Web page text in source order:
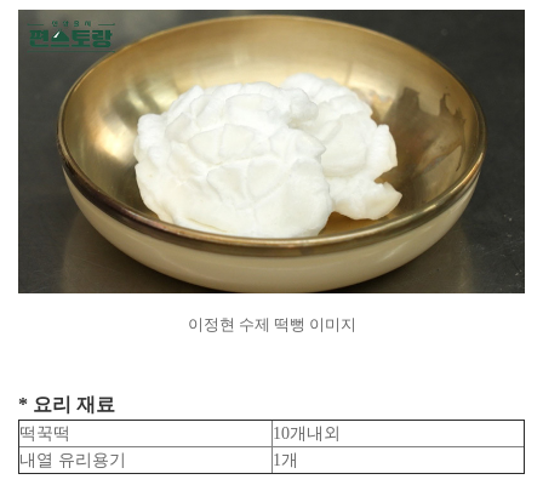
이정현 수제 떡뻥 이미지
* 요리 재료
떡꾹떡
10개내외
내열 유리용기
1개